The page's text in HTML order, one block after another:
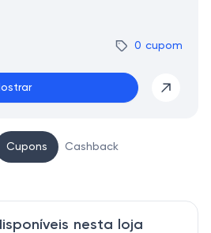
0 cupom
Cupons Cashback
nesta loja